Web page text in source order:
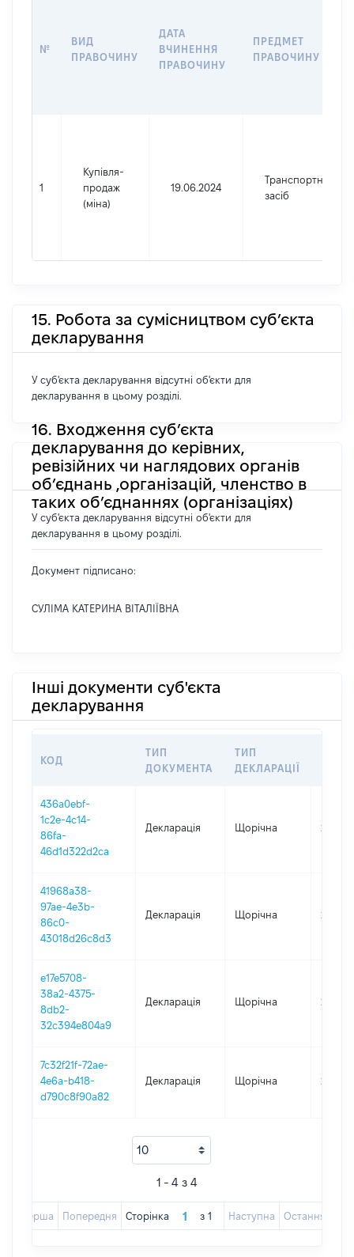
№
ВИД
ПРАВОЧИНУ
ДАТА
ВЧИНЕННЯ
ПРАВОЧИНУ
ПРЕДМЕТ
ПРАВОЧИНУ
1
Купівля-
продаж
(міна)
19.06.2024
Транспортний
засіб
15. Робота за сумісництвом суб’єкта
декларування
У суб'єкта декларування відсутні об'єкти для
декларування в цьому розділі.
16. Входження суб’єкта
декларування до керівних,
ревізійних чи наглядових органів
об’єднань ,організацій, членство в
таких об’єднаннях (організаціях)
У суб'єкта декларування відсутні об'єкти для
декларування в цьому розділі.
Документ підписано:
СУЛІМА КАТЕРИНА ВІТАЛІЇВНА
Інші документи суб'єкта
декларування
КОД
ТИП
ДОКУМЕНТА
ТИП
ДЕКЛАРАЦІЇ
436a0ebf-
1c2e-4c14-
86fa-
46d1d322d2ca
Декларація Щорічна 2025
41968a38-
97ae-4e3b-
86c0-
43018d26c8d3
Декларація Щорічна 2024
e17e5708-
38a2-4375-
8db2-
32c394e804a9
Декларація Щорічна 2023
7c32f21f-72ae-
4e6a-b418-
d790c8f90a82
Декларація Щорічна 2022
1 - 4 з 4
Перша Попередня Сторінка з 1 Наступна Остання